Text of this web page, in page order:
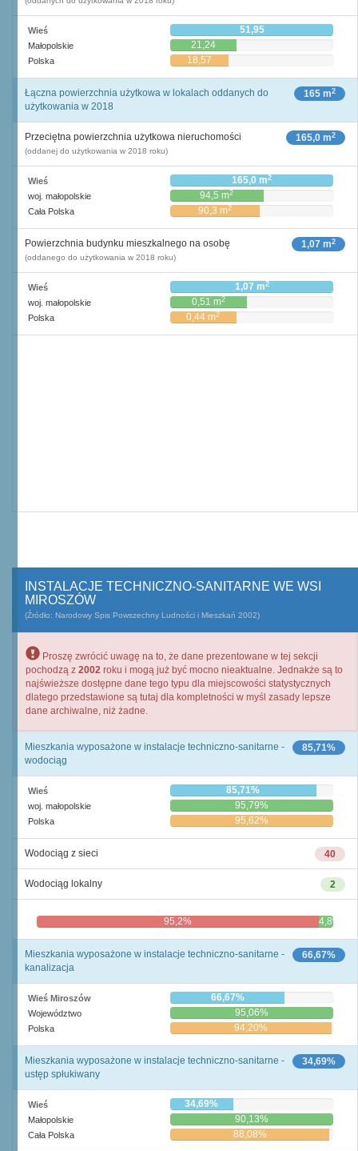
Wieś 51,95
Małopolskie 21,24
Polska 18,57
165 m2
Łączna powierzchnia użytkowa w lokalach oddanych do
użytkowania w 2018
165,0 m2
Przeciętna powierzchnia użytkowa nieruchomości
(oddanej do użytkowania w 2018 roku)
Wieś 165,0 m2
woj. małopolskie 94,5 m2
Cała Polska 90,3 m2
1,07 m2
Powierzchnia budynku mieszkalnego na osobę
(oddanego do użytkowania w 2018 roku)
Wieś 1,07 m2
woj. małopolskie 0,51 m2
Polska 0,44 m2
INSTALACJE TECHNICZNO-SANITARNE WE WSI
MIROSZÓW
(Źródło: Narodowy Spis Powszechny Ludności i Mieszkań 2002)
Proszę zwrócić uwagę na to, że dane prezentowane w tej sekcji
pochodzą z 2002 roku i mogą już być mocno nieaktualne. Jednakże są to
najświeższe dostępne dane tego typu dla miejscowości statystycznych
dlatego przedstawione są tutaj dla kompletności w myśl zasady lepsze
dane archiwalne, niż żadne.
85,71%
Mieszkania wyposażone w instalacje techniczno-sanitarne -
wodociąg
Wieś 85,71%
woj. małopolskie 95,79%
Polska 95,62%
40
Wodociąg z sieci
2
Wodociąg lokalny
95,2% 4,8%
66,67%
Mieszkania wyposażone w instalacje techniczno-sanitarne -
kanalizacja
Wieś Miroszów 66,67%
Województwo 95,06%
Polska 94,20%
34,69%
Mieszkania wyposażone w instalacje techniczno-sanitarne -
ustęp spłukiwany
Wieś 34,69%
Małopolskie 90,13%
Cała Polska 88,08%